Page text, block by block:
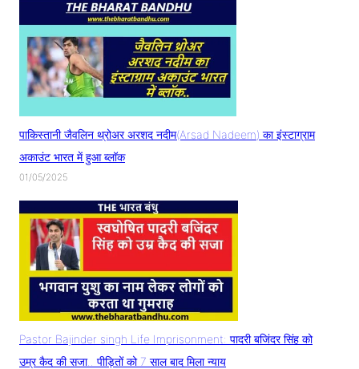
पाकिस्तानी जैवलिन थ्रोअर अरशद नदीम(Arsad Nadeem) का इंस्टाग्राम
अकाउंट भारत में हुआ ब्लॉक
01/05/2025
Pastor Bajinder singh Life Imprisonment: पादरी बजिंदर सिंह को
उम्र कैद की सजा.. पीड़ितों को 7 साल बाद मिला न्याय